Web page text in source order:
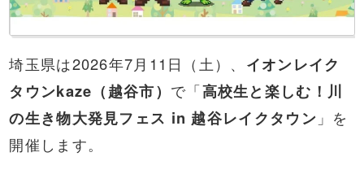
埼玉県は2026年7月11日（土）、 イオンレイク
タウンkaze（越谷市） で「高校生と楽しむ！川
の生き物大発見フェス in 越谷レイクタウン 」を
開催します。